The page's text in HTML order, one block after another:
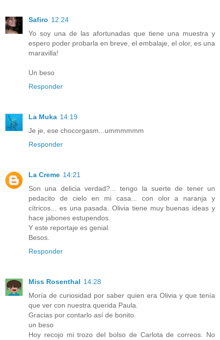
Safiro 12:24
Yo soy una de las afortunadas que tiene una muestra y
espero poder probarla en breve, el embalaje, el olor, es una
maravilla!
Un beso
Responder
La Muka 14:19
Je je, ese chocorgasm...ummmmmm
Responder
La Creme 14:21
Son una delicia verdad?... tengo la suerte de tener un
pedacito de cielo en mi casa... con olor a naranja y
cítricos... es una pasada. Olivia tiene muy buenas ideas y
hace jabones estupendos.
Y este reportaje es genial.
Besos.
Responder
Miss Rosenthal 14:28
Moría de curiosidad por saber quien era Olivia y que tenía
que ver con nuestra querida Paula.
Gracias por contarlo así de bonito.
un beso
Hoy recojo mi trozo del bolso de Carlota de correos. No